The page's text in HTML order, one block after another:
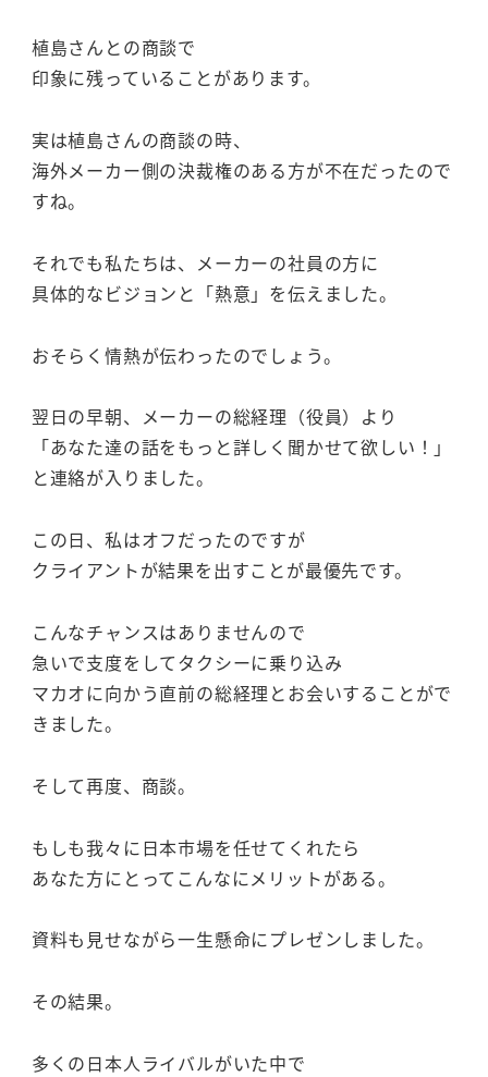
植島さんとの商談で
印象に残っていることがあります。
実は植島さんの商談の時、
海外メーカー側の決裁権のある方が不在だったので
すね。
それでも私たちは、メーカーの社員の方に
具体的なビジョンと「熱意」を伝えました。
おそらく情熱が伝わったのでしょう。
翌日の早朝、メーカーの総経理（役員）より
「あなた達の話をもっと詳しく聞かせて欲しい！」
と連絡が入りました。
この日、私はオフだったのですが
クライアントが結果を出すことが最優先です。
こんなチャンスはありませんので
急いで支度をしてタクシーに乗り込み
マカオに向かう直前の総経理とお会いすることがで
きました。
そして再度、商談。
もしも我々に日本市場を任せてくれたら
あなた方にとってこんなにメリットがある。
資料も見せながら一生懸命にプレゼンしました。
その結果。
多くの日本人ライバルがいた中で